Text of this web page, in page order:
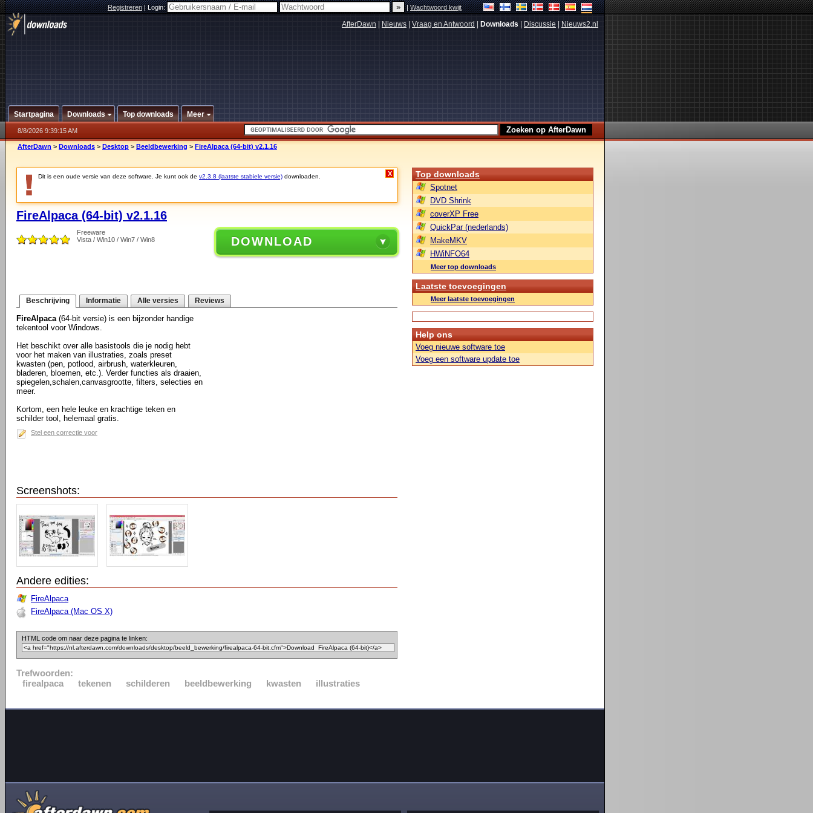
Registreren|Login: |Wachtwoord kwijt
AfterDawn Nieuws Vraag en Antwoord Downloads Discussie Nieuws2.nl
Startpagina Downloads Top downloads Meer
8/8/2026 9:39:15 AM
AfterDawn > Downloads > Desktop > Beeldbewerking > FireAlpaca (64-bit) v2.1.16
Dit is een oude versie van deze software. Je kunt ook de v2.3.8 (laatste stabiele versie) downloaden. X
FireAlpaca (64-bit) v2.1.16
Freeware
Vista / Win10 / Win7 / Win8
DOWNLOAD
Beschrijving Informatie Alle versies Reviews
FireAlpaca(64-bit versie) is een bijzonder handige
tekentool voor Windows.
Het beschikt over alle basistools die je nodig hebt
voor het maken van illustraties, zoals preset
kwasten (pen, potlood, airbrush, waterkleuren,
bladeren, bloemen, etc.). Verder functies als draaien,
spiegelen,schalen,canvasgrootte, filters, selecties en
meer.
Kortom, een hele leuke en krachtige teken en
schilder tool, helemaal gratis.
Stel een correctie voor
Screenshots:
Andere edities:
FireAlpaca
FireAlpaca (Mac OS X)
HTML code om naar deze pagina te linken:
Trefwoorden:
firealpaca
tekenen schilderen beeldbewerking kwasten illustraties
Top downloads
Spotnet
DVD Shrink
coverXP Free
QuickPar (nederlands)
MakeMKV
HWiNFO64
Meer top downloads
Laatste toevoegingen
Meer laatste toevoegingen
Help ons
Voeg nieuwe software toe
Voeg een software update toe